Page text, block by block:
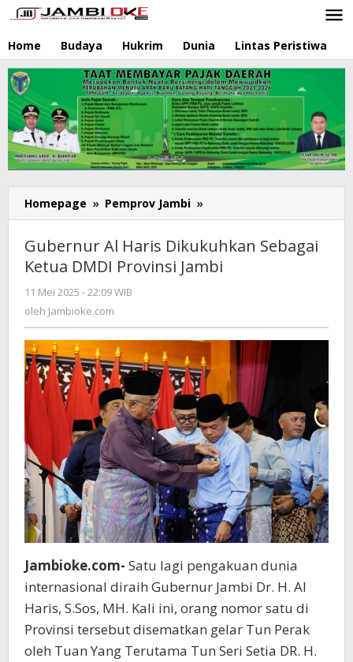
Lewati
ke
konten
Home Budaya Hukrim Dunia Lintas Peristiwa
Homepage » Pemprov Jambi »
Al
Haris
Dikukuhkan
Sebagai
Gubernur Al Haris Dikukuhkan Sebagai
Ketua DMDI Provinsi Jambi
11 Mei 2025 - 22:09 WIB
oleh Jambioke.com
Jambioke.com- Satu lagi pengakuan dunia
internasional diraih Gubernur Jambi Dr. H. Al
Haris, S.Sos, MH. Kali ini, orang nomor satu di
Provinsi tersebut disematkan gelar Tun Perak
oleh Tuan Yang Terutama Tun Seri Setia DR. H.